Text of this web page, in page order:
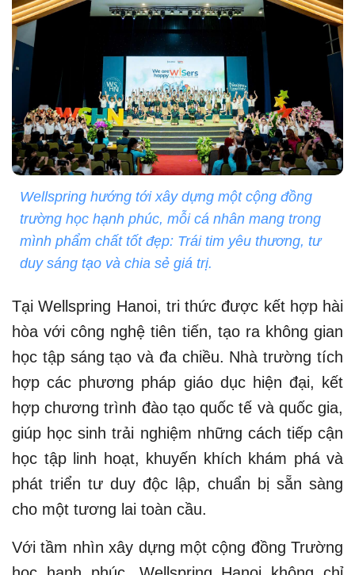
Wellspring hướng tới xây dựng một cộng đồng
trường học hạnh phúc, mỗi cá nhân mang trong
mình phẩm chất tốt đẹp: Trái tim yêu thương, tư
duy sáng tạo và chia sẻ giá trị.
Tại Wellspring Hanoi, tri thức được kết hợp hài
hòa với công nghệ tiên tiến, tạo ra không gian
học tập sáng tạo và đa chiều. Nhà trường tích
hợp các phương pháp giáo dục hiện đại, kết
hợp chương trình đào tạo quốc tế và quốc gia,
giúp học sinh trải nghiệm những cách tiếp cận
học tập linh hoạt, khuyến khích khám phá và
phát triển tư duy độc lập, chuẩn bị sẵn sàng
cho một tương lai toàn cầu.
Với tầm nhìn xây dựng một cộng đồng Trường